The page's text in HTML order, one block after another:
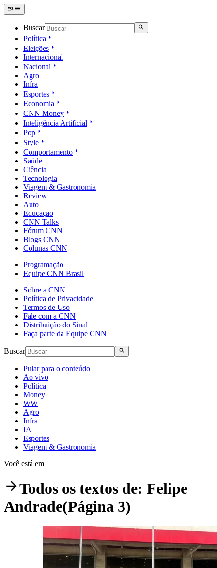
Buscar
Política
Eleições
Internacional
Nacional
Agro
Infra
Esportes
Economia
CNN Money
Inteligência Artificial
Pop
Style
Comportamento
Saúde
Ciência
Tecnologia
Viagem & Gastronomia
Review
Auto
Educação
CNN Talks
Fórum CNN
Blogs CNN
Colunas CNN
Programação
Equipe CNN Brasil
Sobre a CNN
Política de Privacidade
Termos de Uso
Fale com a CNN
Distribuição do Sinal
Faça parte da Equipe CNN
Buscar
Pular para o conteúdo
Ao vivo
Política
Money
WW
Agro
Infra
IA
Esportes
Viagem & Gastronomia
Você está em
Todos os textos de: Felipe
Andrade(Página 3)